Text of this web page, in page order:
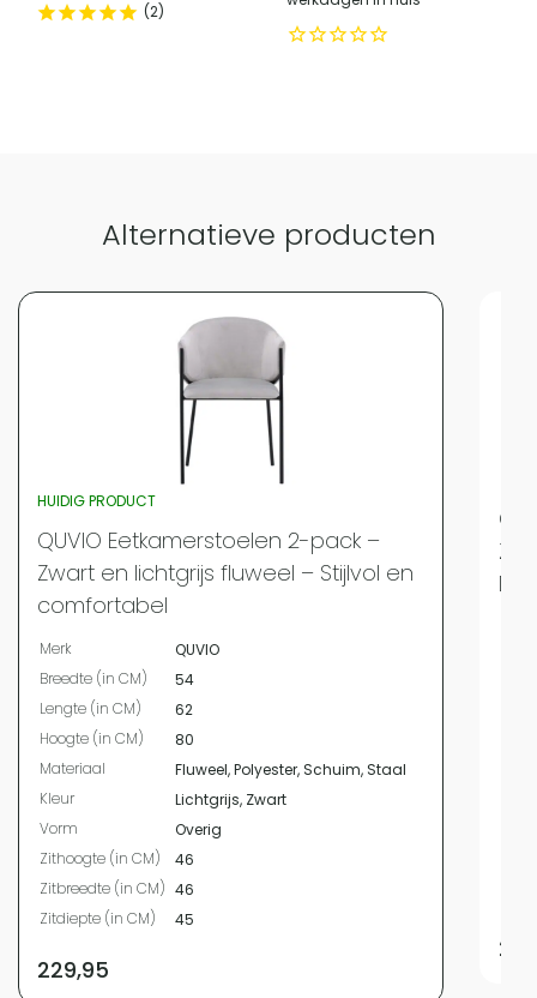
marktdeelnemer in de eu
2
Alternatieve producten
HUIDIG PRODUCT
QUVIO Eetkamerstoelen 2-pack –
Zwart en lichtgrijs fluweel – Stijlvol en
comfortabel
Merk
QUVIO
Breedte (in CM)
54
Lengte (in CM)
62
Hoogte (in CM)
80
Materiaal
Fluweel, Polyester, Schuim, Staal
Kleur
Lichtgrijs, Zwart
Vorm
Overig
Zithoogte (in CM)
46
Zitbreedte (in CM) 46
Zitdiepte (in CM)
45
229,95